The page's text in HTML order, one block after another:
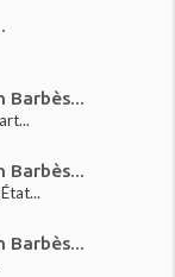
Barbès...
Barbès...
Barbès...